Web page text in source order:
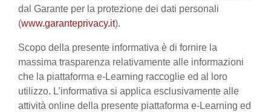
dal Garante per la protezione dei dati personali
(www.garanteprivacy.it).
Scopo della presente informativa è di fornire la
massima trasparenza relativamente alle informazioni
che la piattaforma e-Learning raccoglie ed al loro
utilizzo. L’informativa si applica esclusivamente alle
attività online della presente piattaforma e-Learning ed